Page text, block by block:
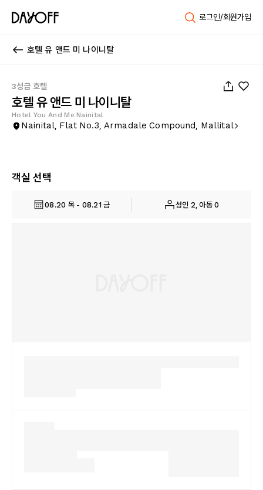
로그인/회원가입
호텔 유 앤드 미 나이니탈
3성급 호텔
호텔 유 앤드 미 나이니탈
Hotel You And Me Nainital
Nainital, Flat No.3, Armadale Compound, Mallital
객실 선택
08.20 목 - 08.21 금 성인 2, 아동 0